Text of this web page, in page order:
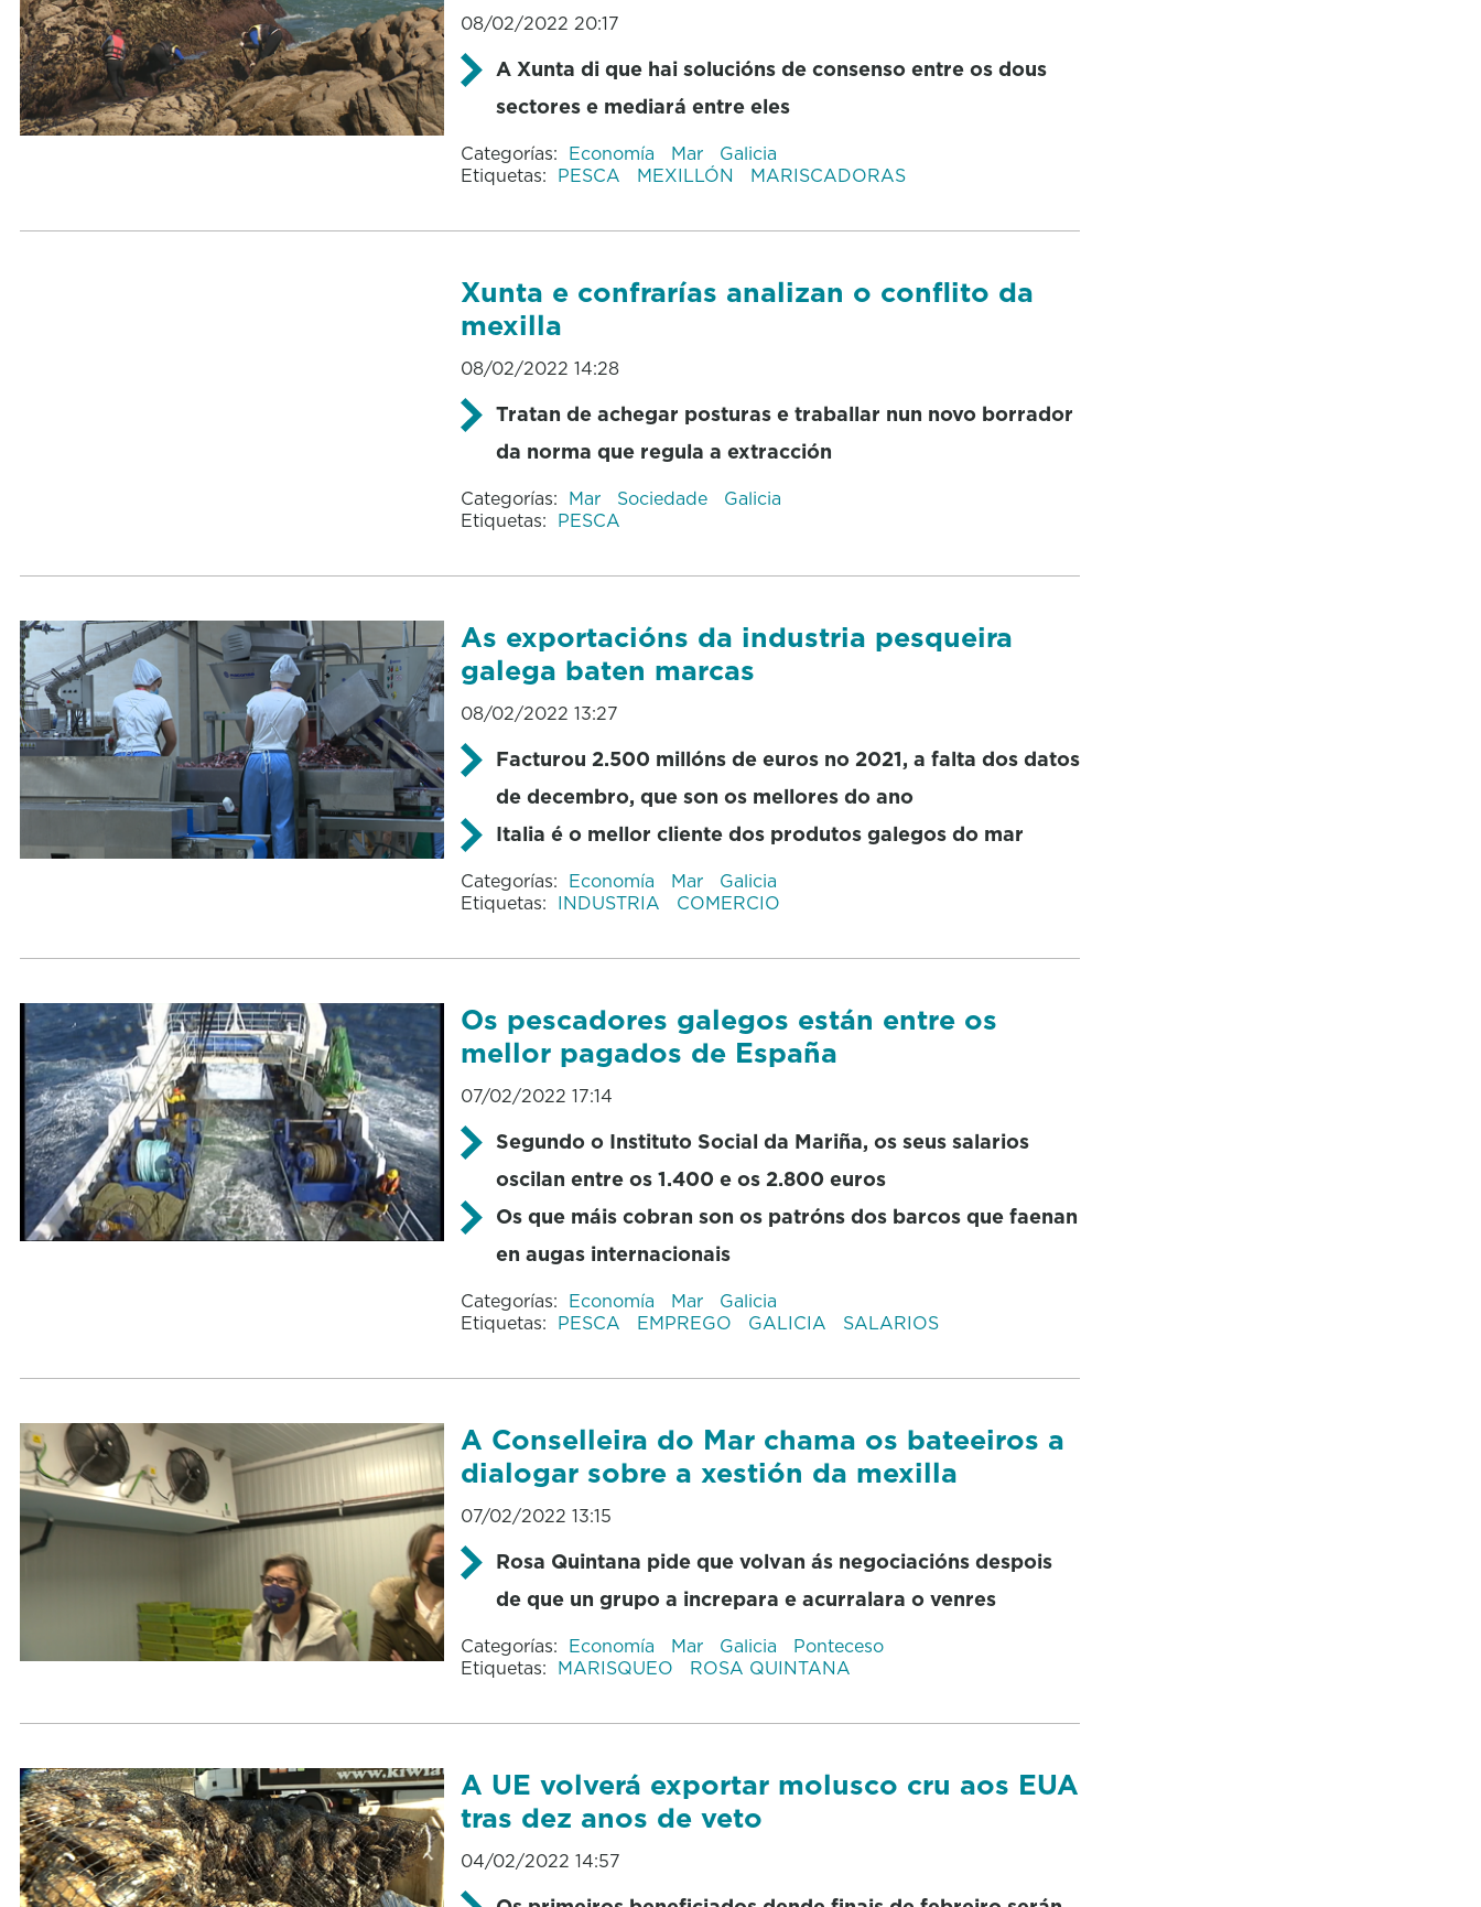
08/02/2022 20:17
A Xunta di que hai solucións de consenso entre os dous
sectores e mediará entre eles
Categorías: Economía Mar
Galicia
Etiquetas: PESCA MEXILLÓN MARISCADORAS
Xunta e confrarías analizan o conflito da
mexilla
08/02/2022 14:28
Tratan de achegar posturas e traballar nun novo borrador
da norma que regula a extracción
Categorías: Mar Sociedade
Galicia
Etiquetas: PESCA
As exportacións da industria pesqueira
galega baten marcas
08/02/2022 13:27
Facturou 2.500 millóns de euros no 2021, a falta dos datos
de decembro, que son os mellores do ano
Italia é o mellor cliente dos produtos galegos do mar
Categorías: Economía Mar
Galicia
Etiquetas: INDUSTRIA COMERCIO
Os pescadores galegos están entre os
mellor pagados de España
07/02/2022 17:14
Segundo o Instituto Social da Mariña, os seus salarios
oscilan entre os 1.400 e os 2.800 euros
Os que máis cobran son os patróns dos barcos que faenan
en augas internacionais
Categorías: Economía Mar
Galicia
Etiquetas: PESCA EMPREGO GALICIA SALARIOS
A Conselleira do Mar chama os bateeiros a
dialogar sobre a xestión da mexilla
07/02/2022 13:15
Rosa Quintana pide que volvan ás negociacións despois
de que un grupo a increpara e acurralara o venres
Categorías: Economía Mar Galicia
Ponteceso
Etiquetas: MARISQUEO ROSA QUINTANA
A UE volverá exportar molusco cru aos EUA
tras dez anos de veto
04/02/2022 14:57